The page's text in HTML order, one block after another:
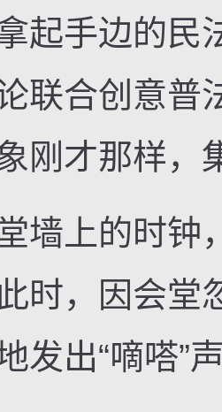
起手边的民
联合创意普
刚才那样，
上的时钟
时，因会堂
发出“嘀嗒”